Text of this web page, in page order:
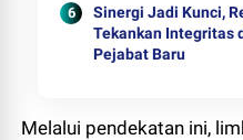
Sinergi Jadi Kunci,
Tekankan Integritas
Pejabat Baru
Melalui pendekatan ini,